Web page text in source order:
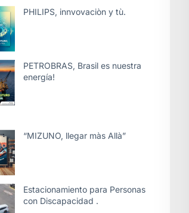
PHILIPS, innvovaciòn y tù.
PETROBRAS, Brasil es nuestra
energía!
“MIZUNO, llegar màs Allà”
Estacionamiento para Personas
con Discapacidad .